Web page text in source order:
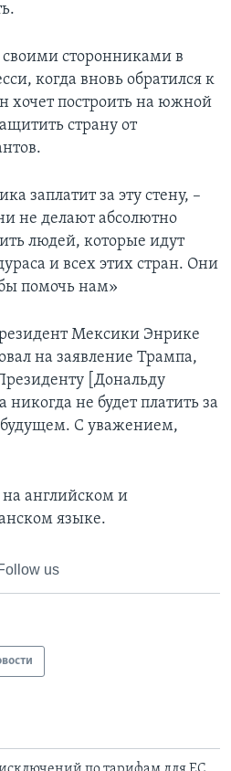
сторонниками в
когда вновь обратился к
хочет построить на южной
страну от
заплатит за эту стену, –
не делают абсолютно
людей, которые идут
и всех этих стран. Они
помочь нам»
Мексики Энрике
на заявление Трампа,
[Дональду
не будет платить за
будущем. С уважением,
английском и
языке.
us